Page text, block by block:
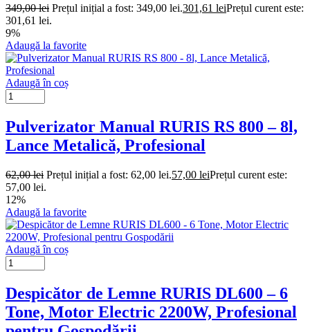
349,00lei Prețul inițial a fost: 349,00 lei.301,61 leiPrețul curent este:
301,61 lei.
9%
Adaugă la favorite
Adaugă în coș
Pulverizator Manual RURIS RS 800 – 8l,
Lance Metalică, Profesional
62,00lei Prețul inițial a fost: 62,00 lei.57,00 leiPrețul curent este:
57,00 lei.
12%
Adaugă la favorite
Adaugă în coș
Despicător de Lemne RURIS DL600 – 6
Tone, Motor Electric 2200W, Profesional